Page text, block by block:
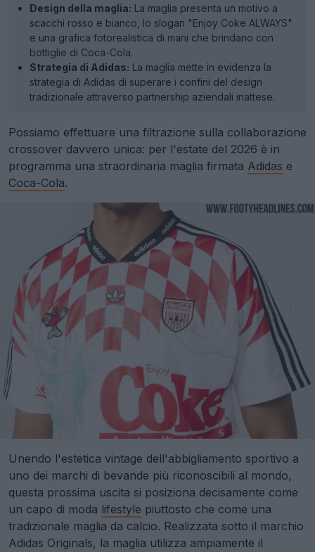
Design della maglia: La maglia presenta un motivo a
scacchi rosso e bianco, lo slogan "Enjoy Coke ALWAYS"
e una grafica fotorealistica di mani che brindano con
bottiglie di Coca-Cola.
Strategia di Adidas: La maglia mette in evidenza la
strategia di Adidas di superare i confini del design
tradizionale attraverso partnership aziendali inattese.
Possiamo effettuare una filtrazione sulla collaborazione
crossover davvero unica: per l'estate del 2026 è in
programma una straordinaria maglia firmata Adidas e
Coca-Cola.
Unendo l'estetica vintage dell'abbigliamento sportivo a
uno dei marchi di bevande più riconoscibili al mondo,
questa prossima uscita si posiziona decisamente come
un capo di moda lifestyle piuttosto che come una
tradizionale maglia da calcio. Realizzata sotto il marchio
Adidas Originals, la maglia utilizza ampiamente il